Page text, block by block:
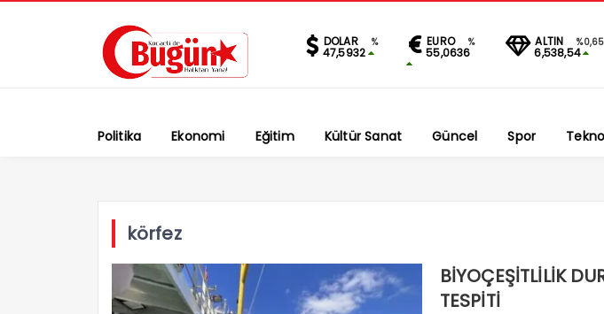
DOLAR %
47,5932
EURO %
55,0636
ALTIN %0,65
6,538,54
Politika Ekonomi Eğitim Kültür Sanat Güncel Spor
körfez
BİYOÇEŞİTLİLİK
TESPİTİ